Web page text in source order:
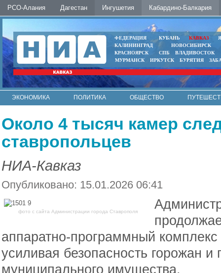
РСО-Алания Дагестан Ингушетия Кабардино-Балкария
ФЕДЕРАЦИЯ КУБАНЬ КАВКАЗ
КАЛИНИНГРАД
НОВОСИБИРСК
КРАСНОЯРСК
СПБ
ВЛАДИВОСТОК
МУРМАНСК
ИРКУТСК БУРЯТИЯ
ЭКОНОМИКА ПОЛИТИКА ОБЩЕСТВО
Около 4 тысяч камер
ставропольцев
НИА-Кавказ
Опубликовано: 15.01.2026 06:41
фото с сайта Администрации города Ставрополя
аппаратно-программный
усиливая безопасность горожан
муниципального имущества.